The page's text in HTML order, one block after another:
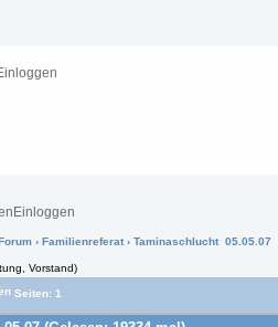
Einloggen
› Familienreferat › Taminaschlucht 05.05.07
Vorstand)
Seiten: 1